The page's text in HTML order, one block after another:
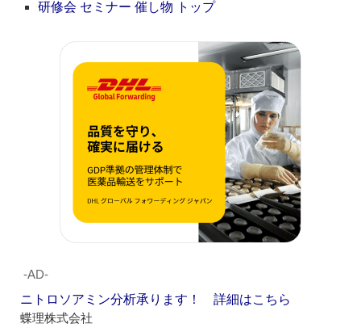
研修会 セミナー 催し物 トップ
‐AD‐
ニトロソアミン分析承ります！ 詳細はこちら
蝶理株式会社